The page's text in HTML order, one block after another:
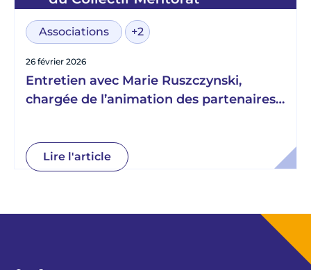
Associations +2
26 février 2026
Entretien avec Marie Ruszczynski,
chargée de l’animation des partenaires
Lire l'article